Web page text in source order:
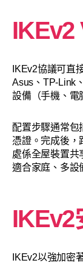
IKEv2
IKEv2協議可直
Asus、TP-Link
設備（手機、電
配置步驟通常包
憑證。完成後，
處係全屋裝置共
適合家庭、多設
IKEv2
IKEv2以強加密